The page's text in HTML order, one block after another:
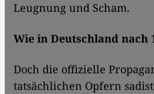
Leugnung und Scham.
Wie in Deutschland nach
Doch die offizielle
tatsächlichen Opfern